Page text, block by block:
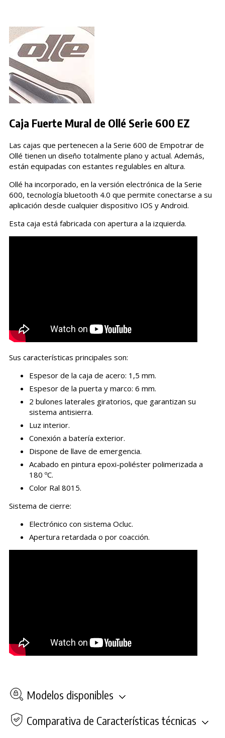
Caja Fuerte Mural de Ollé Serie 600 EZ
Las cajas que pertenecen a la Serie 600 de Empotrar de
Ollé tienen un diseño totalmente plano y actual. Además,
están equipadas con estantes regulables en altura.
Ollé ha incorporado, en la versión electrónica de la Serie
600, tecnología bluetooth 4.0 que permite conectarse a su
aplicación desde cualquier dispositivo IOS y Android.
Esta caja está fabricada con apertura a la izquierda.
Sus características principales son:
Espesor de la caja de acero: 1,5 mm.
Espesor de la puerta y marco: 6 mm.
2 bulones laterales giratorios, que garantizan su
sistema antisierra.
Luz interior.
Conexión a batería exterior.
Dispone de llave de emergencia.
Acabado en pintura epoxi-poliéster polimerizada a
180 ºC.
Color Ral 8015.
Sistema de cierre:
Electrónico con sistema Ocluc.
Apertura retardada o por coacción.
Modelos disponibles
Comparativa de Características técnicas